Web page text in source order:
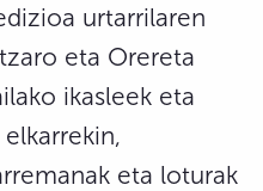
urtarrilaren
eta Orereta
ikasleek eta
eta loturak